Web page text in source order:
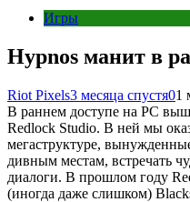
Игры
Hypnos манит в
Riot Pixels3 месяца спустя01
В раннем доступе на PC
Redlock Studio. В ней мы
мегаструктуре,
дивным местам, встречать
диалоги. В прошлом году
(иногда даже слишком)